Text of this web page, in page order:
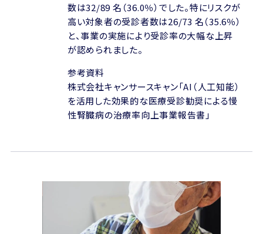
数は32/89 名（36.0％）でした。特にリスクが
高い対象者の受診者数は26/73 名（35.6％）
と、事業の実施により受診率の大幅な上昇
が認められました。
参考資料
株式会社キャンサースキャン「AI（人工知能）
を活用した効果的な医療受診勧奨による慢
性腎臓病の治療率向上事業報告書」